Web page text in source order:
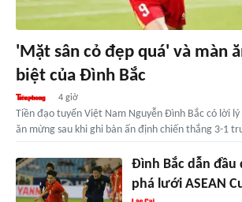
'Mặt sân cỏ đẹp quá' và màn
biệt của Đình Bắc
4 giờ
Tiền đạo tuyển Việt Nam Nguyễn Đình Bắc có lời
ăn mừng sau khi ghi bàn ấn định chiến thắng 3-1
Đình Bắc dẫn đầu
phá lưới ASEAN